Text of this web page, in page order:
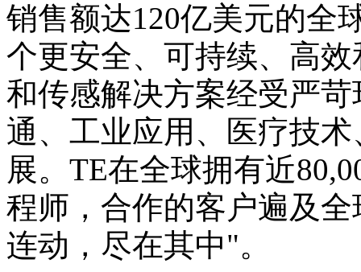
销售额达120亿美元的全
个更安全、可持续、高
和传感解决方案经受严
通、工业应用、医疗技
展。TE在全球拥有近
程师，合作的客户遍及
连动，尽在其中"。